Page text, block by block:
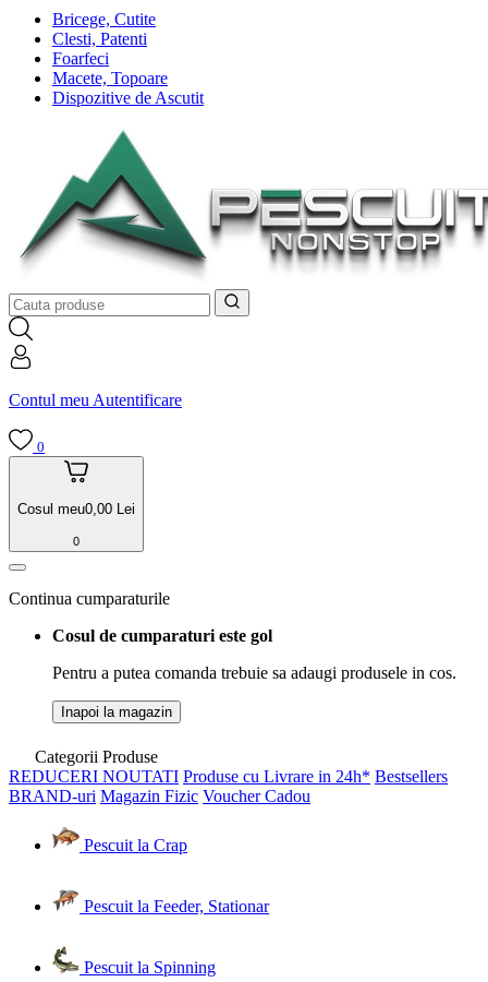
Bricege, Cutite
Clesti, Patenti
Foarfeci
Macete, Topoare
Dispozitive de Ascutit
Contul meu Autentificare
0
Cosul meu0,00 Lei
0
Continua cumparaturile
Cosul de cumparaturi este gol
Pentru a putea comanda trebuie sa adaugi produsele in cos.
Inapoi la magazin
Categorii Produse
REDUCERI NOUTATI Produse cu Livrare in 24h* Bestsellers
BRAND-uri Magazin Fizic Voucher Cadou
Pescuit la Crap
Pescuit la Feeder, Stationar
Pescuit la Spinning